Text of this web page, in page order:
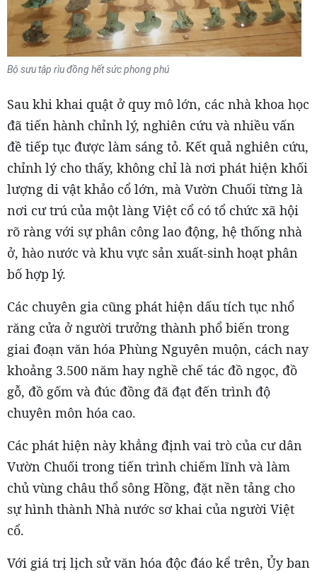
Bộ sưu tập rìu đồng hết sức phong phú
Sau khi khai quật ở quy mô lớn, các nhà khoa học
đã tiến hành chỉnh lý, nghiên cứu và nhiều vấn
đề tiếp tục được làm sáng tỏ. Kết quả nghiên cứu,
chỉnh lý cho thấy, không chỉ là nơi phát hiện khối
lượng di vật khảo cổ lớn, mà Vườn Chuối từng là
nơi cư trú của một làng Việt cổ có tổ chức xã hội
rõ ràng với sự phân công lao động, hệ thống nhà
ở, hào nước và khu vực sản xuất-sinh hoạt phân
bố hợp lý.
Các chuyên gia cũng phát hiện dấu tích tục nhổ
răng cửa ở người trưởng thành phổ biến trong
giai đoạn văn hóa Phùng Nguyên muộn, cách nay
khoảng 3.500 năm hay nghề chế tác đồ ngọc, đồ
gỗ, đồ gốm và đúc đồng đã đạt đến trình độ
chuyên môn hóa cao.
Các phát hiện này khẳng định vai trò của cư dân
Vườn Chuối trong tiến trình chiếm lĩnh và làm
chủ vùng châu thổ sông Hồng, đặt nền tảng cho
sự hình thành Nhà nước sơ khai của người Việt
cổ.
Với giá trị lịch sử văn hóa độc đáo kể trên, Ủy ban